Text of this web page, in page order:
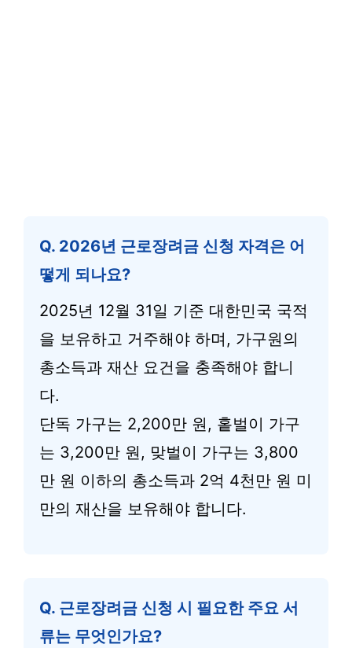
Q. 2026년 근로장려금 신청 자격은 어
떻게 되나요?
2025년 12월 31일 기준 대한민국 국적
을 보유하고 거주해야 하며, 가구원의
총소득과 재산 요건을 충족해야 합니
다.
단독 가구는 2,200만 원, 홑벌이 가구
는 3,200만 원, 맞벌이 가구는 3,800
만 원 이하의 총소득과 2억 4천만 원 미
만의 재산을 보유해야 합니다.
Q. 근로장려금 신청 시 필요한 주요 서
류는 무엇인가요?